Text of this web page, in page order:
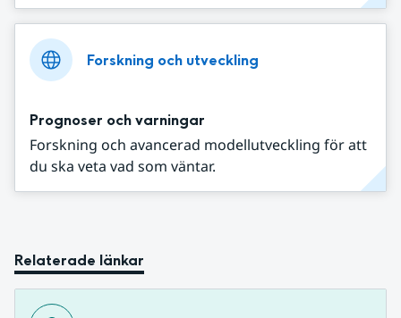
Forskning och utveckling
Prognoser och varningar
Forskning och avancerad modellutveckling för att
du ska veta vad som väntar.
Relaterade länkar